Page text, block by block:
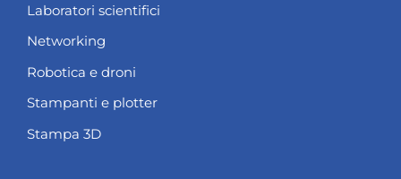
Laboratori scientifici
Networking
Robotica e droni
Stampanti e plotter
Stampa 3D